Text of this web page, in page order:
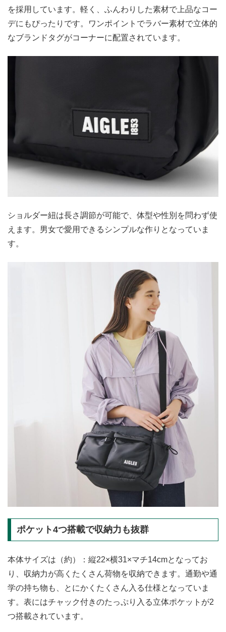
を採用しています。軽く、ふんわりした素材で上品なコー
デにもぴったりです。ワンポイントでラバー素材で立体的
なブランドタグがコーナーに配置されています。
ショルダー紐は長さ調節が可能で、体型や性別を問わず使
えます。男女で愛用できるシンプルな作りとなっていま
す。
ポケット4つ搭載で収納力も抜群
本体サイズは（約）：縦22×横31×マチ14cmとなってお
り、収納力が高くたくさん荷物を収納できます。通勤や通
学の持ち物も、とにかくたくさん入る仕様となっていま
す。表にはチャック付きのたっぷり入る立体ポケットが2
つ搭載されています。